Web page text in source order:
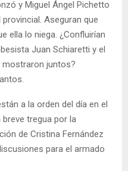
y Miguel Ángel Pichetto
Aseguran que
ella lo niega. ¿Confluirían
Juan Schiaretti y el
mostraron juntos?
a la orden del día en el
tregua por la
de Cristina Fernández
para el armado